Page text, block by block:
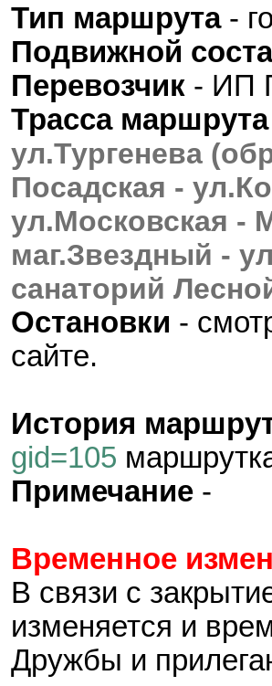
Тип маршрута-
Подвижной
Перевозчик - ИП
Трасса маршрута
ул.Тургенева
Посадская -
ул.Московская -
маг.Звездный -
санаторий
Остановки -
сайте.
История
gid=105
Примечание -
Временное
В связи с
изменяется и
Дружбы и